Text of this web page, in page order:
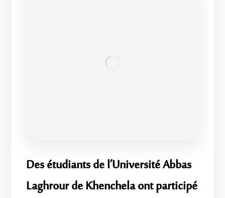
Des étudiants de l’Université Abbas
Laghrour de Khenchela ont participé